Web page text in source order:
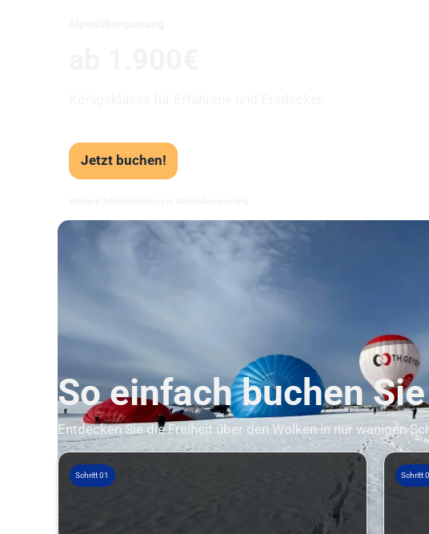
Jetzt buchen!
So einfach buchen
Entdecken Sie die Freiheit über den Wolken in nur wenigen
Schritt 01 Schritt